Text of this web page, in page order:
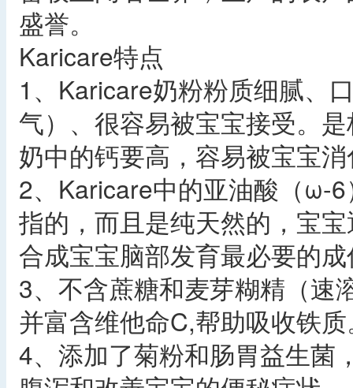
盛誉。
Karicare特点
1、Karicare奶粉粉质细腻、
气）、很容易被宝宝接受。
奶中的钙要高，容易被宝宝
2、Karicare中的亚油酸（ω-
指的，而且是纯天然的，宝
合成宝宝脑部发育最必要的
3、不含蔗糖和麦芽糊精（速
并富含维他命C,帮助吸收铁
4、添加了菊粉和肠胃益生菌